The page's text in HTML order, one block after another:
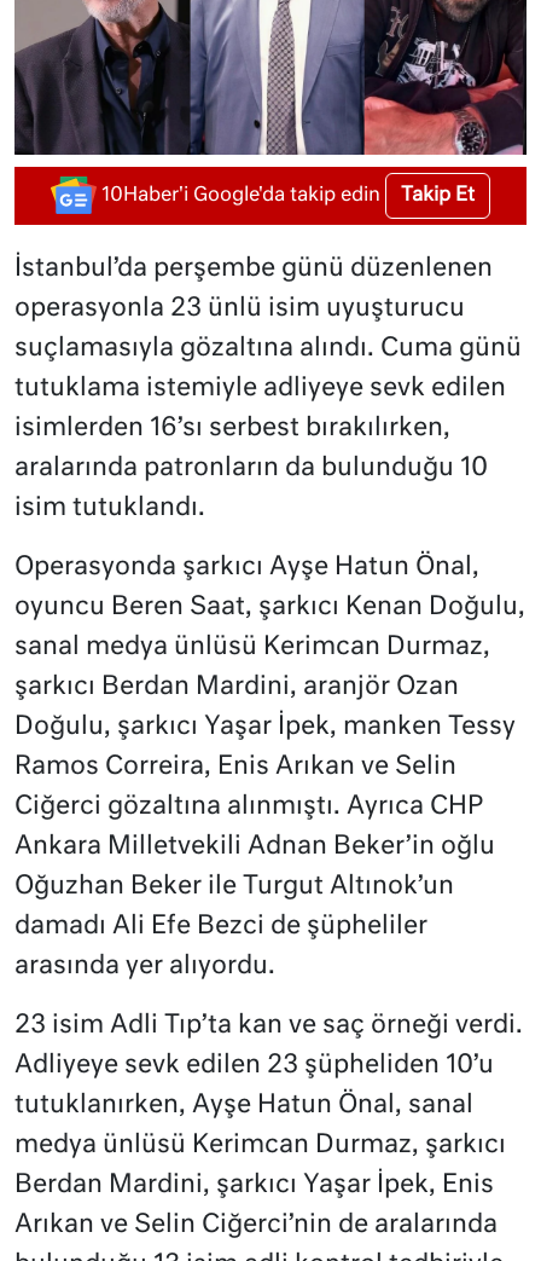
10Haber'i Google'da takip edin Takip Et
İstanbul’da perşembe günü düzenlenen
operasyonla 23 ünlü isim uyuşturucu
suçlamasıyla gözaltına alındı. Cuma günü
tutuklama istemiyle adliyeye sevk edilen
isimlerden 16’sı serbest bırakılırken,
aralarında patronların da bulunduğu 10
isim tutuklandı.
Operasyonda şarkıcı Ayşe Hatun Önal,
oyuncu Beren Saat, şarkıcı Kenan Doğulu,
sanal medya ünlüsü Kerimcan Durmaz,
şarkıcı Berdan Mardini, aranjör Ozan
Doğulu, şarkıcı Yaşar İpek, manken Tessy
Ramos Correira, Enis Arıkan ve Selin
Ciğerci gözaltına alınmıştı. Ayrıca CHP
Ankara Milletvekili Adnan Beker’in oğlu
Oğuzhan Beker ile Turgut Altınok’un
damadı Ali Efe Bezci de şüpheliler
arasında yer alıyordu.
23 isim Adli Tıp’ta kan ve saç örneği verdi.
Adliyeye sevk edilen 23 şüpheliden 10’u
tutuklanırken, Ayşe Hatun Önal, sanal
medya ünlüsü Kerimcan Durmaz, şarkıcı
Berdan Mardini, şarkıcı Yaşar İpek, Enis
Arıkan ve Selin Ciğerci’nin de aralarında